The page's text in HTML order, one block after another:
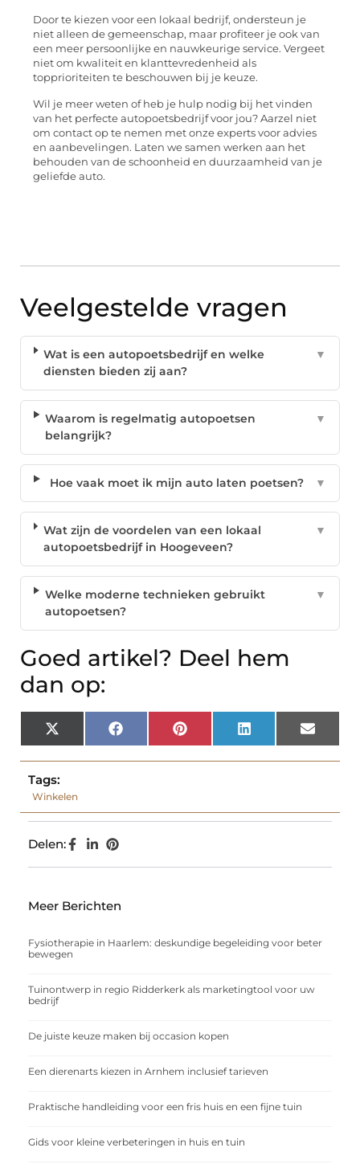
Door te kiezen voor een lokaal bedrijf, ondersteun je
niet alleen de gemeenschap, maar profiteer je ook van
een meer persoonlijke en nauwkeurige service. Vergeet
niet om kwaliteit en klanttevredenheid als
topprioriteiten te beschouwen bij je keuze.
Wil je meer weten of heb je hulp nodig bij het vinden
van het perfecte autopoetsbedrijf voor jou? Aarzel niet
om contact op te nemen met onze experts voor advies
en aanbevelingen. Laten we samen werken aan het
behouden van de schoonheid en duurzaamheid van je
geliefde auto.
Veelgestelde vragen
Wat is een autopoetsbedrijf en welke
diensten bieden zij aan?
▼
Waarom is regelmatig autopoetsen
belangrijk?
▼
Hoe vaak moet ik mijn auto laten poetsen? ▼
Wat zijn de voordelen van een lokaal
autopoetsbedrijf in Hoogeveen?
▼
Welke moderne technieken gebruikt
autopoetsen?
▼
Goed artikel? Deel hem
dan op:
X
(Twitter)
Facebook Pinterest LinkedIn Email
Tags:
Winkelen
Delen:
Meer Berichten
Fysiotherapie in Haarlem: deskundige begeleiding voor beter
bewegen
Tuinontwerp in regio Ridderkerk als marketingtool voor uw
bedrijf
De juiste keuze maken bij occasion kopen
Een dierenarts kiezen in Arnhem inclusief tarieven
Praktische handleiding voor een fris huis en een fijne tuin
Gids voor kleine verbeteringen in huis en tuin